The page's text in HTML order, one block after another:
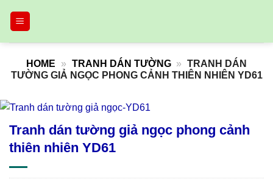
HOME » TRANH DÁN TƯỜNG » TRANH DÁN
TƯỜNG GIẢ NGỌC PHONG CẢNH THIÊN NHIÊN YD61
Tranh dán tường giả ngọc phong cảnh
thiên nhiên YD61